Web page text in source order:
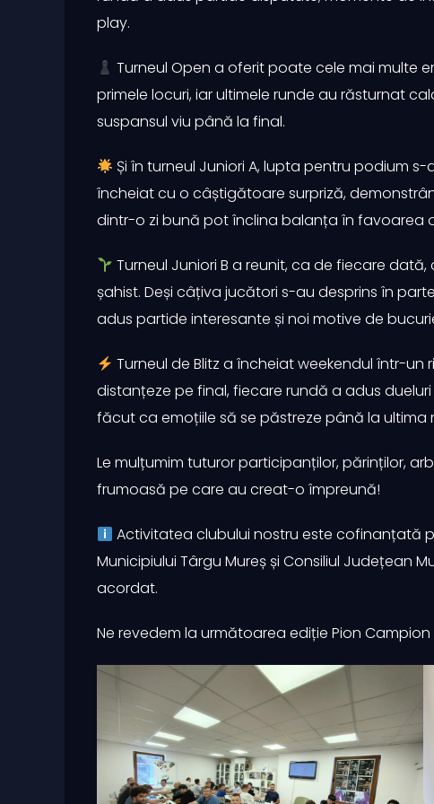
play.
Turneul Open a oferit poate cele mai multe
primele locuri, iar ultimele runde au răsturnat
suspansul viu până la final.
Și în turneul Juniori A, lupta pentru podium
încheiat cu o câștigătoare surpriză,
dintr-o zi bună pot înclina balanța în favoarea
Turneul Juniori B a reunit, ca de fiecare
șahist. Deși câțiva jucători s-au desprins în
adus partide interesante și noi motive de
Turneul de Blitz a încheiat weekendul într-un
distanțeze pe final, fiecare rundă a adus
făcut ca emoțiile să se păstreze până la ultima
Le mulțumim tuturor participanților, părinților,
frumoasă pe care au creat-o împreună!
Activitatea clubului nostru este cofinanțată
Municipiului Târgu Mureș și Consiliul Județean
acordat.
Ne revedem la următoarea ediție Pion Campion